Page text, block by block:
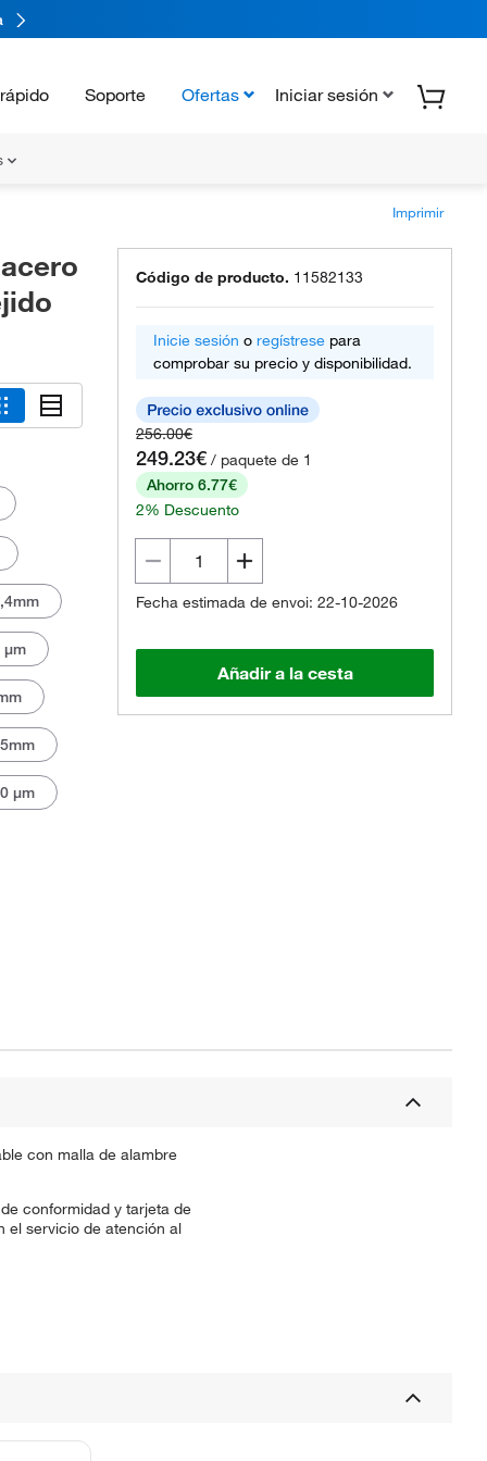
Soporte Ofertas Iniciar sesión
Imprimir
μm
μm
Código de producto. 11582133
Inicie sesión o regístrese para
comprobar su precio y disponibilidad.
256.00€
249.23€ / paquete de 1
Ahorro 6.77€
2% Descuento
Fecha estimada de envoi: 22-10-2026
Añadir a la cesta
con malla de alambre
conformidad y tarjeta de
el servicio de atención al